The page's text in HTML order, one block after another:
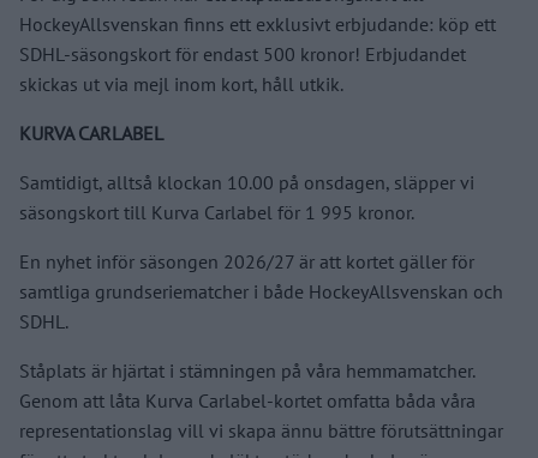
HockeyAllsvenskan finns ett exklusivt erbjudande: köp ett
SDHL-säsongskort för endast 500 kronor! Erbjudandet
skickas ut via mejl inom kort, håll utkik.
KURVA CARLABEL
Samtidigt, alltså klockan 10.00 på onsdagen, släpper vi
säsongskort till Kurva Carlabel för 1 995 kronor.
En nyhet inför säsongen 2026/27 är att kortet gäller för
samtliga grundseriematcher i både HockeyAllsvenskan och
SDHL.
Ståplats är hjärtat i stämningen på våra hemmamatcher.
Genom att låta Kurva Carlabel-kortet omfatta båda våra
representationslag vill vi skapa ännu bättre förutsättningar